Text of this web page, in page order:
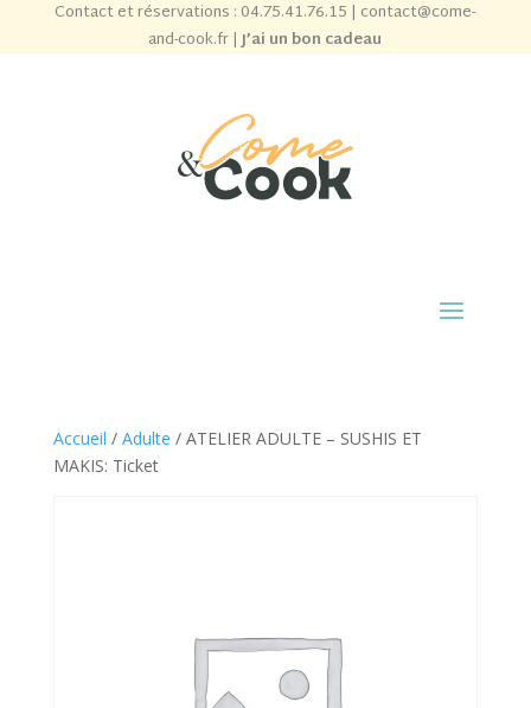
Contact et réservations : 04.75.41.76.15 | contact@come-
and-cook.fr|J’ai un bon cadeau
Accueil / Adulte / ATELIER ADULTE – SUSHIS ET
MAKIS: Ticket